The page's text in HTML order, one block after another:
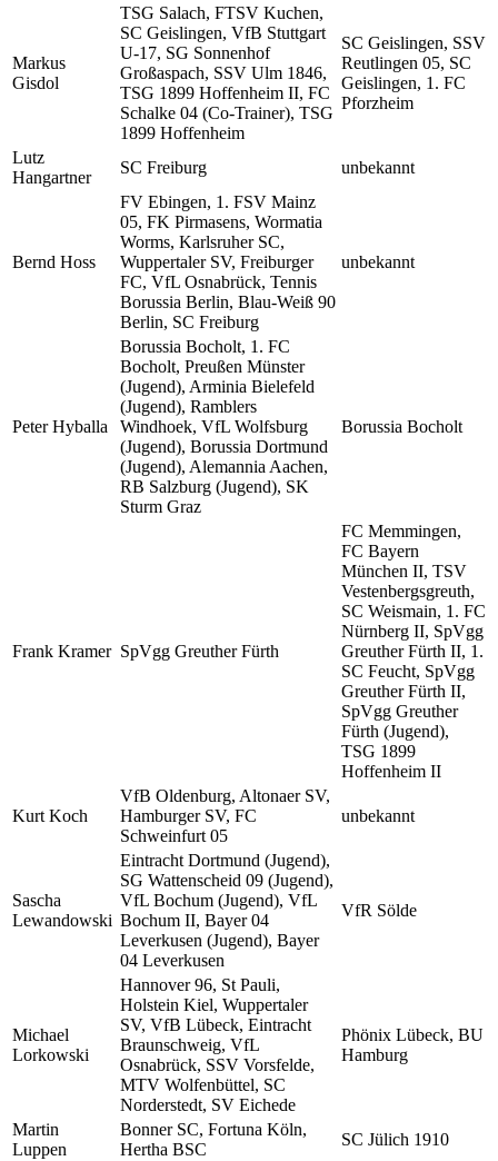
Markus
Gisdol
TSG Salach, FTSV Kuchen,
SC Geislingen, VfB Stuttgart
U-17, SG Sonnenhof
Großaspach, SSV Ulm 1846,
TSG 1899 Hoffenheim II, FC
Schalke 04 (Co-Trainer), TSG
1899 Hoffenheim
SC Geislingen, SSV
Reutlingen 05, SC
Geislingen, 1. FC
Pforzheim
Lutz
Hangartner
SC Freiburg unbekannt
Bernd Hoss
FV Ebingen, 1. FSV Mainz
05, FK Pirmasens, Wormatia
Worms, Karlsruher SC,
Wuppertaler SV, Freiburger
FC, VfL Osnabrück, Tennis
Borussia Berlin, Blau-Weiß 90
Berlin, SC Freiburg
unbekannt
Peter Hyballa
Borussia Bocholt, 1. FC
Bocholt, Preußen Münster
(Jugend), Arminia Bielefeld
(Jugend), Ramblers
Windhoek, VfL Wolfsburg
(Jugend), Borussia Dortmund
(Jugend), Alemannia Aachen,
RB Salzburg (Jugend), SK
Sturm Graz
Borussia Bocholt
Frank Kramer SpVgg Greuther Fürth
FC Memmingen,
FC Bayern
München II, TSV
Vestenbergsgreuth,
SC Weismain, 1. FC
Nürnberg II, SpVgg
Greuther Fürth II, 1.
SC Feucht, SpVgg
Greuther Fürth II,
SpVgg Greuther
Fürth (Jugend),
TSG 1899
Hoffenheim II
Kurt Koch
VfB Oldenburg, Altonaer SV,
Hamburger SV, FC
Schweinfurt 05
unbekannt
Sascha
Lewandowski
Eintracht Dortmund (Jugend),
SG Wattenscheid 09 (Jugend),
VfL Bochum (Jugend), VfL
Bochum II, Bayer 04
Leverkusen (Jugend), Bayer
04 Leverkusen
VfR Sölde
Michael
Lorkowski
Hannover 96, St Pauli,
Holstein Kiel, Wuppertaler
SV, VfB Lübeck, Eintracht
Braunschweig, VfL
Osnabrück, SSV Vorsfelde,
MTV Wolfenbüttel, SC
Norderstedt, SV Eichede
Phönix Lübeck, BU
Hamburg
Martin
Luppen
Bonner SC, Fortuna Köln,
Hertha BSC
SC Jülich 1910